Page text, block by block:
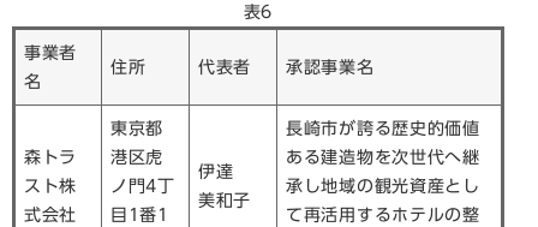
表6
事業者
名
住所 代表者 承認事業名
森トラ
スト株
式会社
東京都
港区虎
ノ門4丁
目1番1
伊達
美和子
長崎市が誇る歴史的価値
ある建造物を次世代へ継
承し地域の観光資産とし
て再活用するホテルの整